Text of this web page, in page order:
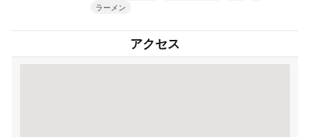
ラーメン
アクセス